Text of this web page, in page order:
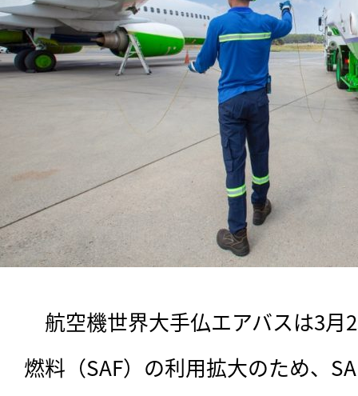
航空機世界大手仏エアバスは3月
燃料（SAF）の利用拡大のため、